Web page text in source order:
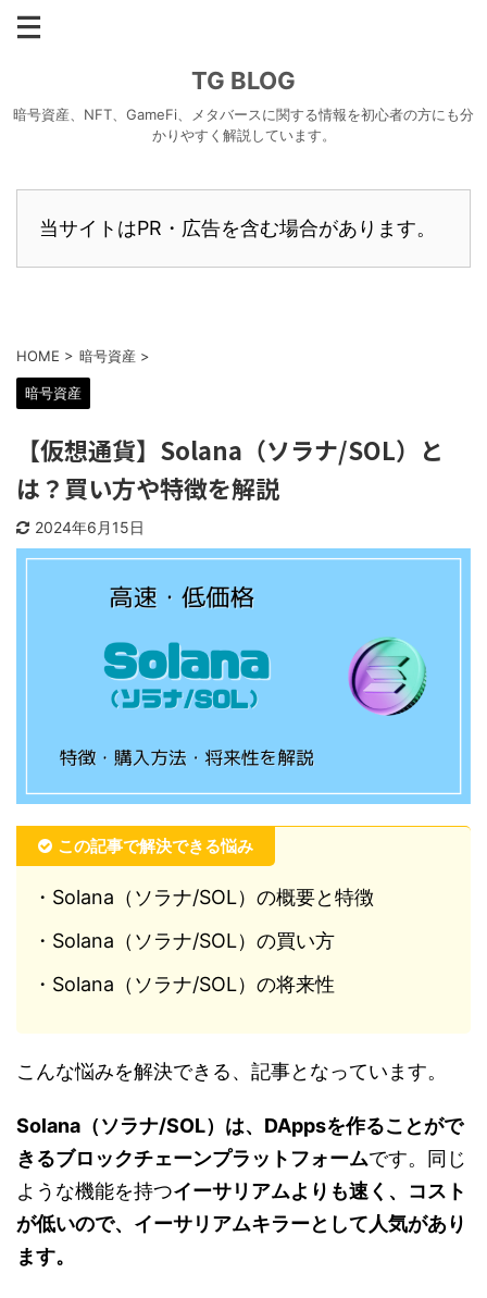
TG BLOG
暗号資産、NFT、GameFi、メタバースに関する情報を初心者の方にも分
かりやすく解説しています。
当サイトはPR・広告を含む場合があります。
HOME > 暗号資産 >
暗号資産
【仮想通貨】Solana（ソラナ/SOL）と
は？買い方や特徴を解説
2024年6月15日
この記事で解決できる悩み
・Solana（ソラナ/SOL）の概要と特徴
・Solana（ソラナ/SOL）の買い方
・Solana（ソラナ/SOL）の将来性
こんな悩みを解決できる、記事となっています。
Solana（ソラナ/SOL）は、DAppsを作ることがで
きるブロックチェーンプラットフォームです。同じ
ような機能を持つイーサリアムよりも速く、コスト
が低いので、イーサリアムキラーとして人気があり
ます。